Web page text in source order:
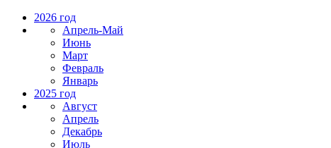
2026 год
Апрель-Май
Июнь
Март
Февраль
Январь
2025 год
Август
Апрель
Декабрь
Июль